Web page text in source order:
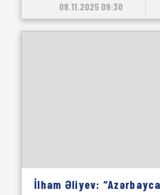
08.11.2025 09:30
İlham Əliyev: